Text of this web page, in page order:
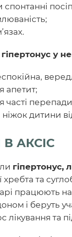
спонтанні
гіпертонус у
апетит;
часті
дитини
АКСІС
гіпертонус,
хребта та
працюють
і беруть
лікування та